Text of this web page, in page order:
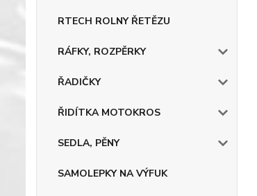
RTECH ROLNY ŘETĚZU
RÁFKY, ROZPĚRKY
ŘADIČKY
ŘIDÍTKA MOTOKROS
SEDLA, PĚNY
SAMOLEPKY NA VÝFUK